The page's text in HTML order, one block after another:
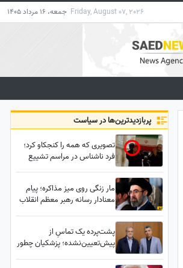
Friday, August 07, 2026 جمعه، 16 مرداد 1405
پربازدید‌ترین‌ها در سیاست
تصویری که همه را کنجکاو کرد؛
فرد ناشناس در مراسم تشییع
مار زنگی روی میز مذاکره؛ پیام
معنادار رسانه رهبر معظم انقلاب
پشت‌پرده یک تماسِ از
پیش‌تعیین‌نشده؛ پزشکیان چطور